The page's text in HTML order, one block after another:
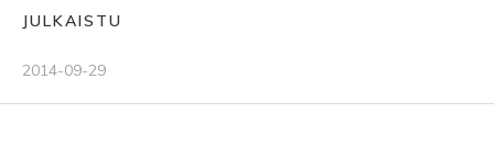
JULKAISTU
2014-09-29